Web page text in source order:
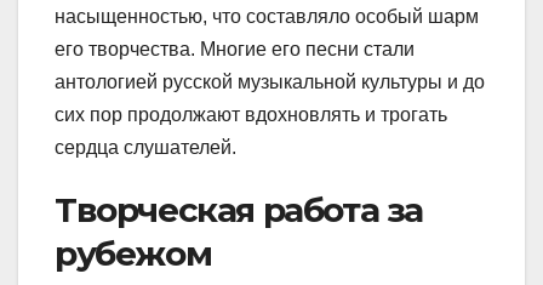
насыщенностью, что составляло особый шарм
его творчества. Многие его песни стали
антологией русской музыкальной культуры и до
сих пор продолжают вдохновлять и трогать
сердца слушателей.
Творческая работа за
рубежом